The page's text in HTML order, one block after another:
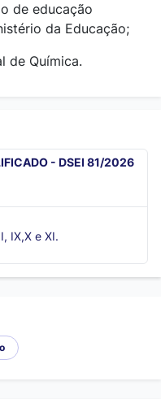
de educação
da Educação;
de Química.
- DSEI 81/2026
IX,X e XI.